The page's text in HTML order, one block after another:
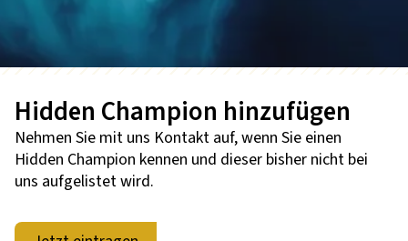
Hidden Champion hinzufügen
Nehmen Sie mit uns Kontakt auf, wenn Sie einen
Hidden Champion kennen und dieser bisher nicht bei
uns aufgelistet wird.